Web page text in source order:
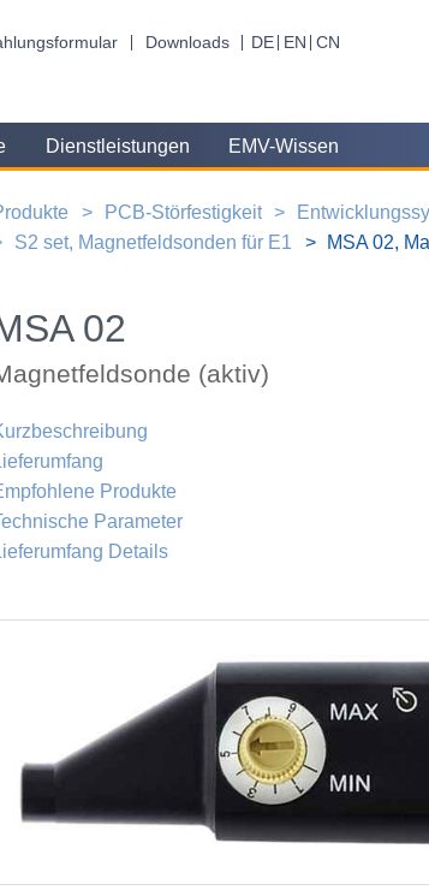
Downloads DE EN CN
Dienstleistungen EMV-Wissen
PCB-Störfestigkeit
S2 set, Magnetfeldsonden für E1
MSA 02,
02
(aktiv)
Produkte
Parameter
Details